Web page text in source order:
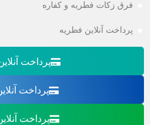
فرق زکات فطریه و کفاره
پرداخت آنلاین فطریه
پرداخت
پرداخت
پرداخت